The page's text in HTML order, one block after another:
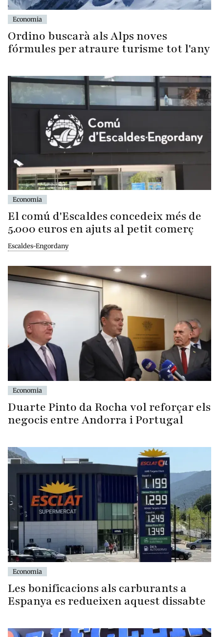
Economia
Ordino buscarà als Alps noves
fórmules per atraure turisme tot l'any
Economia
El comú d'Escaldes concedeix més de
5.000 euros en ajuts al petit comerç
Escaldes-Engordany
Economia
Duarte Pinto da Rocha vol reforçar els
negocis entre Andorra i Portugal
Economia
Les bonificacions als carburants a
Espanya es redueixen aquest dissabte